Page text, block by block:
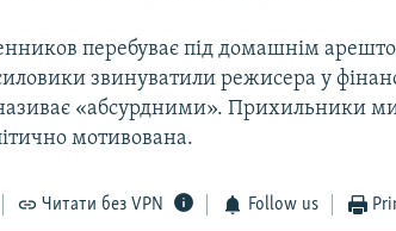
перебуває під домашнім
звинуватили режисера у
називає «абсурдними». Прихильники
мотивована.
Читати без VPN Follow us